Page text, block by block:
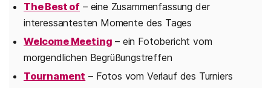
The Best of – eine Zusammenfassung der
interessantesten Momente des Tages
Welcome Meeting – ein Fotobericht vom
morgendlichen Begrüßungstreffen
Tournament – Fotos vom Verlauf des Turniers